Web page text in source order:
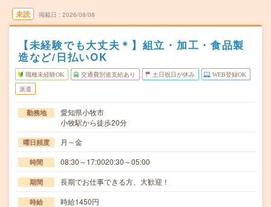
未読 掲載日 2026/08/08
【未経験でも大丈夫＊】組立・加工・食品製
造など/日払いOK
職種未経験OK 交通費別途支給あり 土日祝日が休み WEB登録OK
派遣
勤務地
愛知県小牧市
小牧駅から徒歩20分
曜日頻度 月～金
時間 08:30～17:0020:30～05:00
期間 長期でお仕事できる方、大歓迎！
時給 時給1450円